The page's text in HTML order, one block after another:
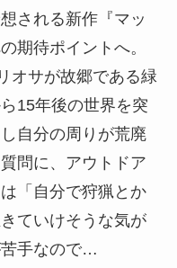
される新作『マッ
期待ポイントへ。
オサが故郷である緑
15年後の世界を突
自分の周りが荒廃
問に、アウトドア
は「自分で狩猟とか
ていけそうな気が
苦手なので…